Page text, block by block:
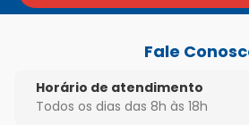
Fale
Horário de atendimento
Todos os dias das 8h às 18h